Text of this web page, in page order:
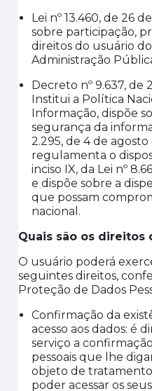
Lei nº 13.460, de 26
sobre participação,
direitos do usuário
Administração
Decreto nº 9.637, de
Institui a Política
Informação, dispõe
segurança da
2.295, de 4 de agosto
regulamenta o
inciso IX, da Lei nº
e dispõe sobre a
que possam
nacional.
Quais são os direitos
O usuário poderá
seguintes direitos,
Proteção de Dados
Confirmação da
acesso aos dados: é
serviço a
pessoais que lhe
objeto de
poder acessar os